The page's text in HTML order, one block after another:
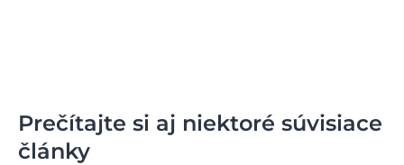
Prečítajte si aj niektoré súvisiace
články